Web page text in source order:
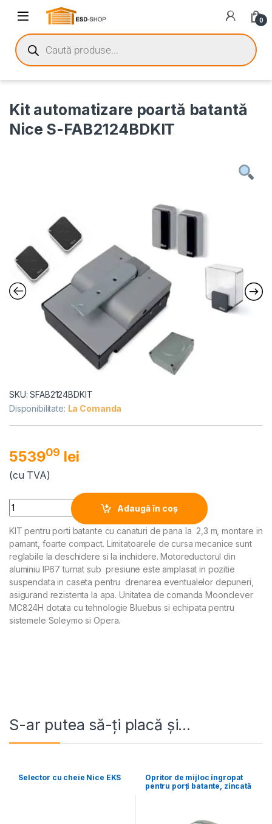
0
Kit automatizare poartă batantă
Nice S-FAB2124BDKIT
SKU: SFAB2124BDKIT
Disponibilitate: La Comanda
553909 lei
(cu TVA)
Quantity
Adaugă în coș
KIT pentru porti batante cu canaturi de pana la 2,3 m, montare in
pamant, foarte compact. Limitatoarele de cursa mecanice sunt
reglabile la deschidere si la inchidere. Motoreductorul din
aluminiu IP67 turnat sub presiune este amplasat in pozitie
suspendata in caseta pentru drenarea eventualelor depuneri,
asigurand rezistenta la apa. Unitatea de comanda Moonclever
MC824H dotata cu tehnologie Bluebus si echipata pentru
sistemele Soleymo si Opera.
S-ar putea să-ți placă și…
Selector cu cheie Nice EKS
Opritor de mijloc îngropat
pentru porți batante, zincată